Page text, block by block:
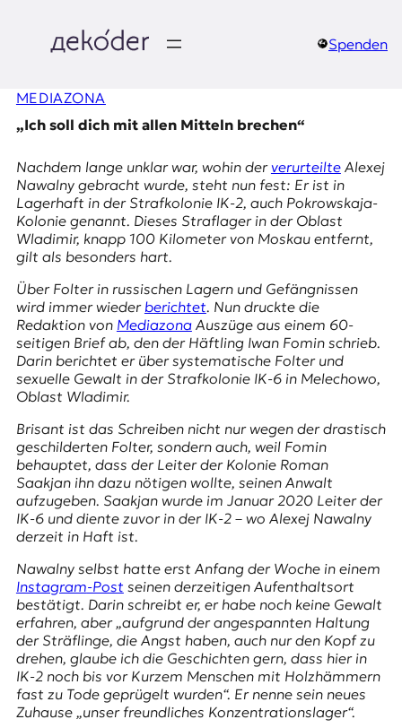
springen
e
k
o
d
e
r
|
D
E
K
O
D
E
R
W
i
s
s
e
n
Spenden
MEDIAZONA
„Ich soll dich mit allen Mitteln brechen“
Nachdem lange unklar war, wohin derverurteilteAlexej
Nawalny gebracht wurde, steht nun fest: Er ist in
Lagerhaft in der Strafkolonie IK-2, auch Pokrowskaja-
Kolonie genannt. Dieses Straflager in der Oblast
Wladimir, knapp 100 Kilometer von Moskau entfernt,
gilt als besonders hart.
Über Folter in russischen Lagern und Gefängnissen
wird immer wieder berichtet. Nun druckte die
Redaktion von Mediazona Auszüge aus einem 60-
seitigen Brief ab, den der Häftling Iwan Fomin schrieb.
Darin berichtet er über systematische Folter und
sexuelle Gewalt in der Strafkolonie IK-6 in Melechowo,
Oblast Wladimir.
Brisant ist das Schreiben nicht nur wegen der drastisch
geschilderten Folter, sondern auch, weil Fomin
behauptet, dass der Leiter der Kolonie Roman
Saakjan ihn dazu nötigen wollte, seinen Anwalt
aufzugeben. Saakjan wurde im Januar 2020 Leiter der
IK-6 und diente zuvor in der IK-2 – wo Alexej Nawalny
derzeit in Haft ist.
Nawalny selbst hatte erst Anfang der Woche in einem
Instagram-Post seinen derzeitigen Aufenthaltsort
bestätigt. Darin schreibt er, er habe noch keine Gewalt
erfahren, aber „aufgrund der angespannten Haltung
der Sträflinge, die Angst haben, auch nur den Kopf zu
drehen, glaube ich die Geschichten gern, dass hier in
IK-2 noch bis vor Kurzem Menschen mit Holzhämmern
fast zu Tode geprügelt wurden“. Er nenne sein neues
Zuhause „unser freundliches Konzentrationslager“.